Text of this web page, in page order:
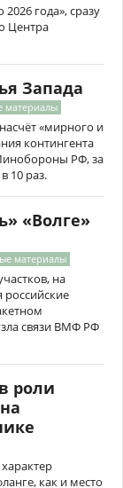
года», сразу
Центра
Запада
«мирного и
контингента
РФ, за
10 раз.
«Волге»
материалы
на
связи ВМФ РФ
роли
как и место